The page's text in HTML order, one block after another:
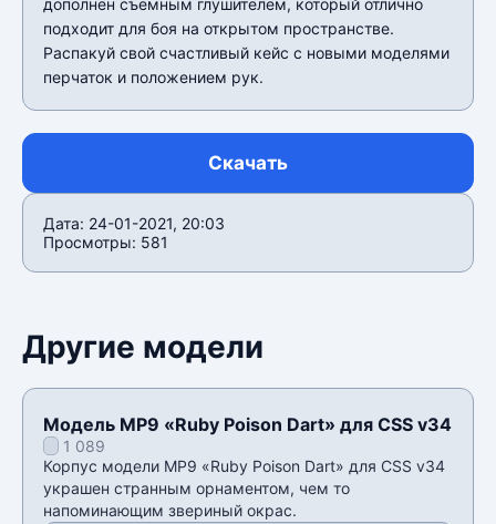
подходит для боя на открытом пространстве.
Распакуй свой счастливый кейс с новыми моделями
перчаток и положением рук.
Скачать
Дата: 24-01-2021, 20:03
Просмотры: 581
Другие модели
Модель MP9 «Ruby Poison Dart» для CSS v34
1 089
Корпус модели MP9 «Ruby Poison Dart» для CSS v34
украшен странным орнаментом, чем то
напоминающим звериный окрас.